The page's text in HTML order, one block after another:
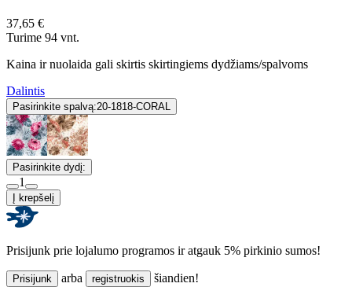
37,65 €
Turime 94 vnt.
Kaina ir nuolaida gali skirtis skirtingiems dydžiams/spalvoms
Dalintis
Pasirinkite spalvą:20-1818-CORAL
Pasirinkite dydį:
1
Į krepšelį
Prisijunk prie lojalumo programos ir atgauk 5% pirkinio sumos!
Prisijunk arba registruokis šiandien!